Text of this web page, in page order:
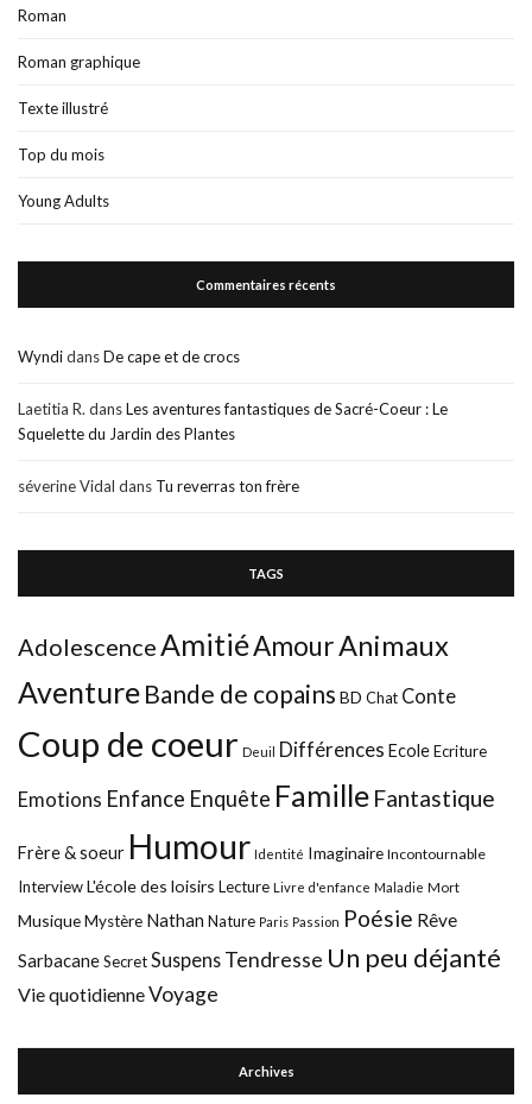
Roman
Roman graphique
Texte illustré
Top du mois
Young Adults
Commentaires récents
WyndidansDe cape et de crocs
Laetitia R. dansLes aventures fantastiques de Sacré-Coeur : Le
Squelette du Jardin des Plantes
séverine Vidal dans Tu reverras ton frère
TAGS
Adolescence AmitiéAmourAnimaux
Aventure Bande de copains BD Chat Conte
Coup de coeur Deuil Différences EcoleEcriture
Emotions Enfance Enquête Famille Fantastique
Frère & soeur Humour Identité Imaginaire Incontournable
InterviewL'école des loisirs Lecture Livre d'enfance Maladie Mort
MusiqueMystère Nathan Nature Paris Passion Poésie Rêve
SarbacaneSecret Suspens Tendresse Un peu déjanté
Vie quotidienneVoyage
Archives